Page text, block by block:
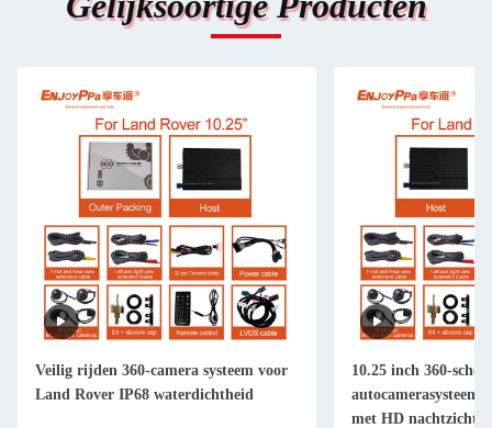
Veilig rijden 360-camera systeem voor
Land Rover IP68 waterdichtheid
10.25 inch 360-
autocamerasysteem
met HD nachtzicht